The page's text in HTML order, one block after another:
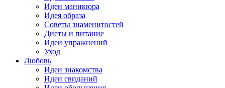
Идеи маникюра
Идея образа
Советы знаменитостей
Диеты и питание
Идеи упражнений
Уход
Любовь
Идеи знакомства
Идеи свиданий